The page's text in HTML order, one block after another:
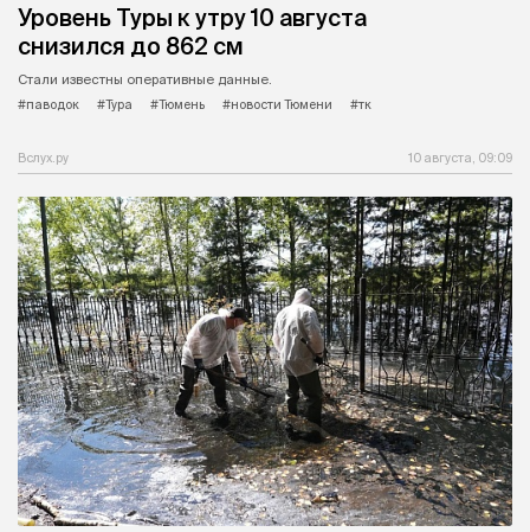
Уровень Туры к утру 10 августа
снизился до 862 см
Стали известны оперативные данные.
#паводок
#Тура #Тюмень #новости Тюмени #тк
Вслух.ру 10 августа, 09:09